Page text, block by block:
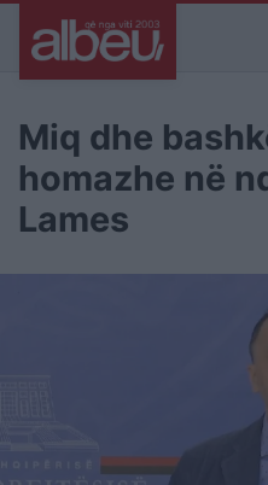
Miq dhe
homazhe në
Lames